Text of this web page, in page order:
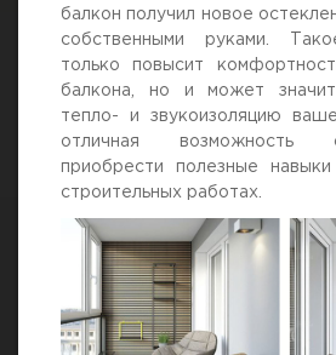
балкон получил новое
собственными руками.
только повысит
балкона, но и может
тепло- и звукоизоляцию
отличная возможность
приобрести полезные
строительных работах.